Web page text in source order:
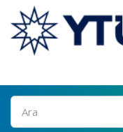
Ara